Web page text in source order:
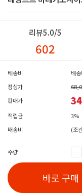
리뷰5.0/5
602
배송비
배
정상가
판매가
34
적립금
3%
배송비
(조
수량
바로 구매